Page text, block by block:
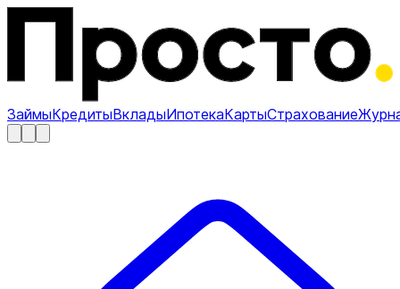
ЗаймыКредитыВкладыИпотекаКартыСтрахование